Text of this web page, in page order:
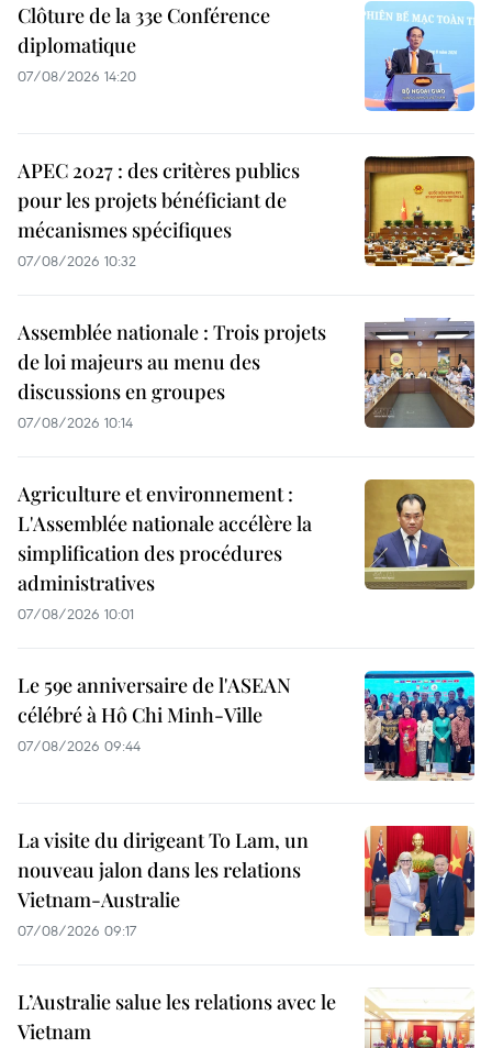
Clôture de la 33e Conférence
diplomatique
07/08/2026 14:20
APEC 2027 : des critères publics
pour les projets bénéficiant de
mécanismes spécifiques
07/08/2026 10:32
Assemblée nationale : Trois projets
de loi majeurs au menu des
discussions en groupes
07/08/2026 10:14
Agriculture et environnement :
L'Assemblée nationale accélère la
simplification des procédures
administratives
07/08/2026 10:01
Le 59e anniversaire de l'ASEAN
célébré à Hô Chi Minh-Ville
07/08/2026 09:44
La visite du dirigeant To Lam, un
nouveau jalon dans les relations
Vietnam-Australie
07/08/2026 09:17
L’Australie salue les relations avec le
Vietnam